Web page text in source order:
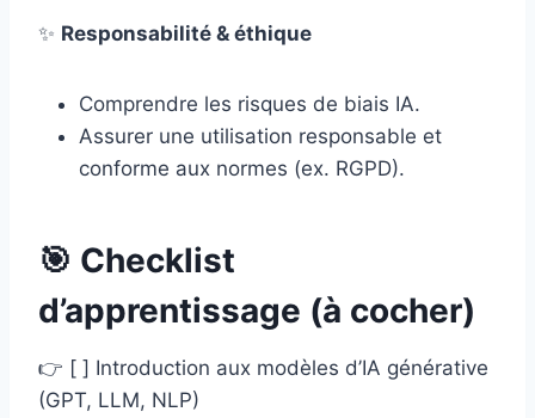
✨ Responsabilité & éthique
Comprendre les risques de biais IA.
Assurer une utilisation responsable et
conforme aux normes (ex. RGPD).
🎯 Checklist
d’apprentissage (à cocher)
👉 [ ] Introduction aux modèles d’IA générative
(GPT, LLM, NLP)